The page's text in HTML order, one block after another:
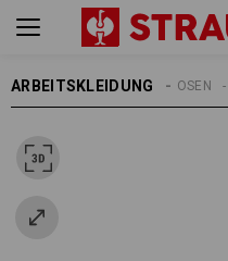
ARBEITSKLEIDUNGARBEITSHOSEN
HERREN